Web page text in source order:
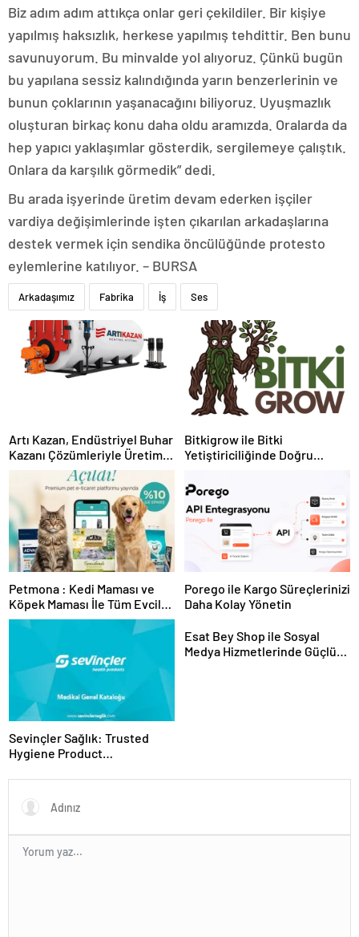
Biz adım adım attıkça onlar geri çekildiler. Bir kişiye
yapılmış haksızlık, herkese yapılmış tehdittir. Ben bunu
savunuyorum. Bu minvalde yol alıyoruz. Çünkü bugün
bu yapılana sessiz kalındığında yarın benzerlerinin ve
bunun çoklarının yaşanacağını biliyoruz. Uyuşmazlık
oluşturan birkaç konu daha oldu aramızda. Oralarda da
hep yapıcı yaklaşımlar gösterdik, sergilemeye çalıştık.
Onlara da karşılık görmedik” dedi.
Bu arada işyerinde üretim devam ederken işçiler
vardiya değişimlerinde işten çıkarılan arkadaşlarına
destek vermek için sendika öncülüğünde protesto
eylemlerine katılıyor. – BURSA
Arkadaşımız Fabrika İş Ses
Artı Kazan, Endüstriyel Buhar
Kazanı Çözümleriyle Üretim
Tesislerine Verimli Sistemler
Sunuyor
Bitkigrow ile Bitki
Yetiştiriciliğinde Doğru
Petmona : Kedi Maması ve
Köpek Maması İle Tüm Evcil
Hayvan Ürünleri
Porego ile Kargo Süreçlerinizi
Daha Kolay Yönetin
Sevinçler Sağlık: Trusted
Hygiene Product
Esat Bey Shop ile Sosyal
Medya Hizmetlerinde Güçlü